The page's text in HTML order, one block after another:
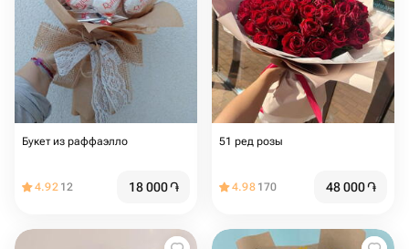
Букет из раффаэлло
4.92 12 18 000֏
51 ред розы
4.98 170 48 000֏